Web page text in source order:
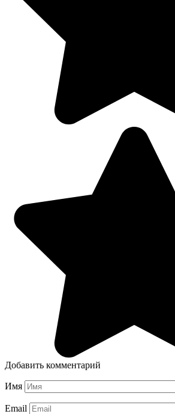
Добавить комментарий
Имя
Email